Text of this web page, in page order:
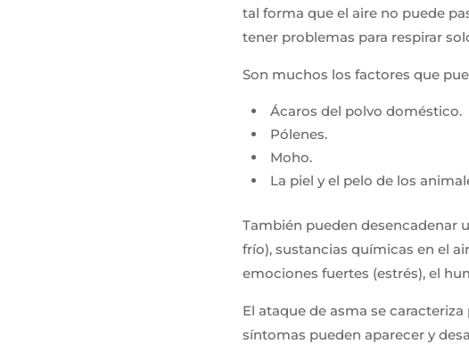
tal forma que el aire no puede
tener problemas para respirar
Son muchos los factores que
Ácaros del polvo doméstico.
Pólenes.
Moho.
La piel y el pelo de los
También pueden desencadenar
frío), sustancias químicas en el
emociones fuertes (estrés), el
El ataque de asma se
síntomas pueden aparecer y